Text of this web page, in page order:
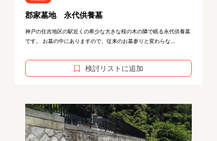
郡家墓地 永代供養墓
神戸の住吉地区の駅近くの希少な大きな桜の木の隣で眠る永代供養墓
です。 お墓の中にありますので、従来のお墓参りと変わらな...
検討リストに追加